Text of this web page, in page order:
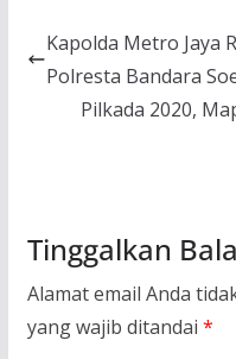
Kapolda Metro Jaya
Polresta Bandara
Pilkada 2020,
Tinggalkan
Alamat email Anda
yang wajib ditandai *